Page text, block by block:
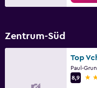
Zentrum-Süd
8,9
4